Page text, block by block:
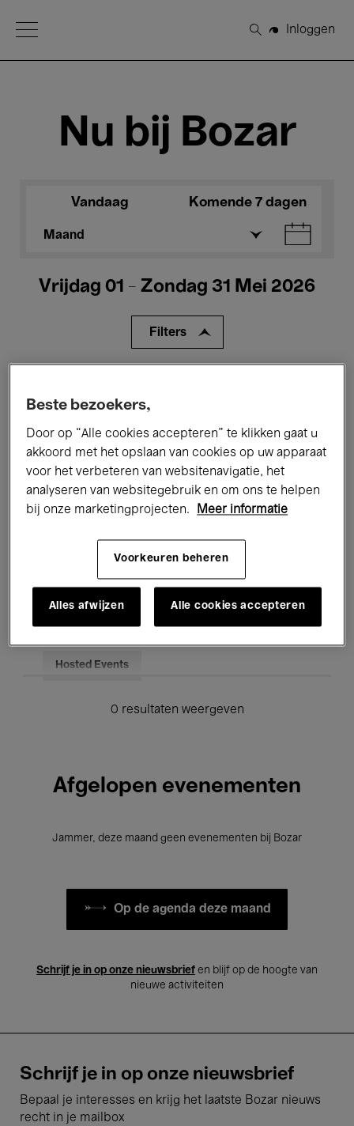
Open Menu
Zoeken
Inloggen
Nu bij Bozar
Vandaag Komende 7 dagen
Maand
Vrijdag 01 - Zondag 31 Mei 2026
Filters
Performances Lezingen & Debatten
Jazz Klassieke Muziek Global Music
Onderwijs Rondleidingen
Hosted Events
0 resultaten weergeven
Afgelopen evenementen
Jammer, deze maand geen evenementen bij Bozar
Op de agenda deze maand
Schrijf je in op onze nieuwsbrief en blijf op de hoogte van
nieuwe activiteiten
Schrijf je in op onze nieuwsbrief
Bepaal je interesses en krijg het laatste Bozar nieuws
recht in je mailbox
Beste bezoekers,
Door op “Alle cookies accepteren” te klikken gaat u
akkoord met het opslaan van cookies op uw apparaat
voor het verbeteren van websitenavigatie, het
analyseren van websitegebruik en om ons te helpen
bij onze marketingprojecten.
Meer informatie
Voorkeuren beheren
Alles afwijzen Alle cookies accepteren